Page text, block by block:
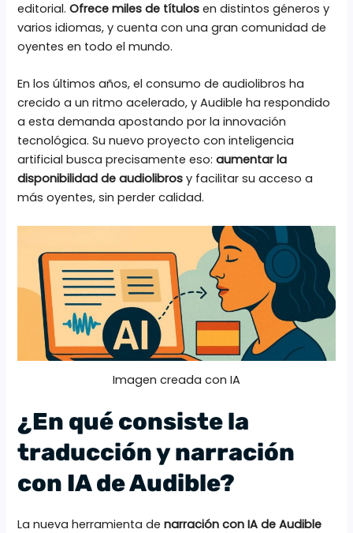
editorial.Ofrece miles de títulos en distintos géneros y
varios idiomas, y cuenta con una gran comunidad de
oyentes en todo el mundo.
En los últimos años, el consumo de audiolibros ha
crecido a un ritmo acelerado, y Audible ha respondido
a esta demanda apostando por la innovación
tecnológica. Su nuevo proyecto con inteligencia
artificial busca precisamente eso:aumentar la
disponibilidad de audiolibros y facilitar su acceso a
más oyentes, sin perder calidad.
Imagen creada con IA
¿En qué consiste la
traducción y narración
con IA de Audible?
La nueva herramienta denarración con IA de Audible